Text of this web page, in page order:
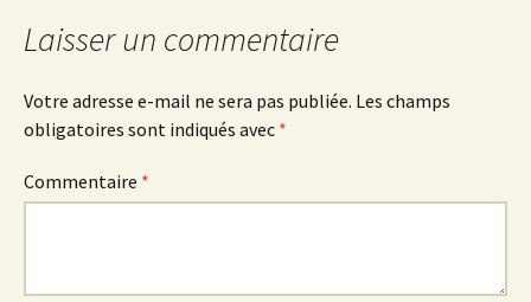
Laisser un commentaire
Votre adresse e-mail ne sera pas publiée. Les champs
obligatoires sont indiqués avec *
Commentaire *